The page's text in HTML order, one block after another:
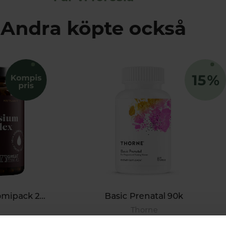
Andra köpte också
Magnesiumkomplex Ekonomipack 2x90k Basic Prenatal 90k
Thorne